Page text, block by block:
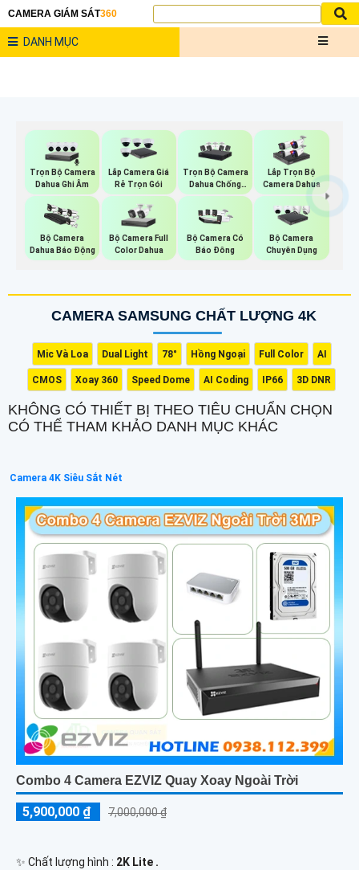
CAMERA GIÁM SÁT360
DANH MỤC
Trọn Bộ Camera
Dahua Ghi Âm
Lắp Camera Giá
Rẻ Trọn Gói
Trọn Bộ Camera
Dahua Chống
Trộm
Lắp Trọn Bộ
Camera Dahua
Bộ Camera
Dahua Báo Động
Bộ Camera Full
Color Dahua
Bộ Camera Có
Báo Đông
Bộ Camera
Chuyên Dụng
CAMERA SAMSUNG CHẤT LƯỢNG 4K
Mic Và Loa Dual Light 78° Hồng Ngoại Full Color AI
CMOS Xoay 360 Speed Dome AI Coding IP66 3D DNR
KHÔNG CÓ THIẾT BỊ THEO TIÊU CHUẨN CHỌN
CÓ THỂ THAM KHẢO DANH MỤC KHÁC
Camera 4K Siêu Sắt Nét
Combo 4 Camera EZVIZ Quay Xoay Ngoài Trời
5,900,000 ₫ 7,000,000 ₫
✨ Chất lượng hình : 2K Lite .